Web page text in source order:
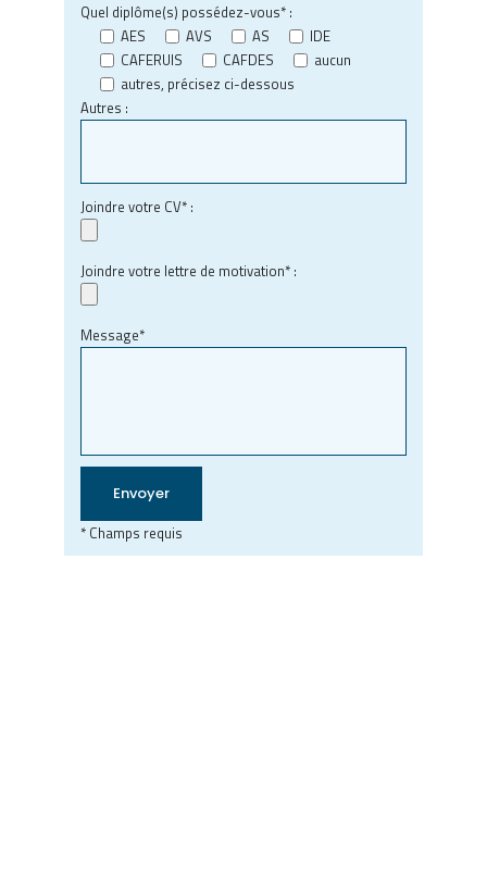
Quel diplôme(s) possédez-vous* :
AES
AVS AS
IDE
CAFERUIS
CAFDES
aucun
autres, précisez ci-dessous
Autres :
Joindre votre CV* :
Joindre votre lettre de motivation* :
Message*
* Champs requis